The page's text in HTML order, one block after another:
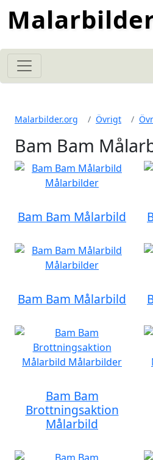
Malarbilder.org Övrigt
Bam Bam
Bam Bam Målarbild
Bam Bam Målarbild
Bam Bam
Brottningsaktion
Målarbild